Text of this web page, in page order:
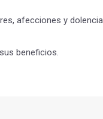
afecciones y
beneficios.